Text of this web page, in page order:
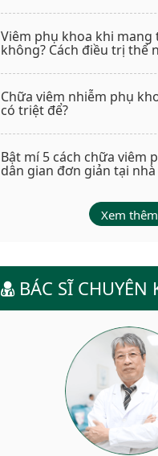
Viêm phụ khoa khi mang
không? Cách điều trị thế
Chữa viêm nhiễm phụ
có triệt để?
Bật mí 5 cách chữa viêm
dân gian đơn giản tại nhà
Xem thêm
BÁC SĨ CHUYÊN